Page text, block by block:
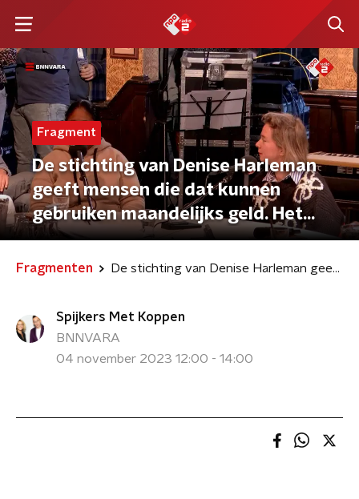
Fragment
De stichting van Denise Harleman
geeft mensen die dat kunnen
gebruiken maandelijks geld. Het
hielp Nathalie haar leven op de rails
te krijgen.
Fragmenten De stichting van Denise Harleman geeft mensen die dat kunnen gebruiken maandelijks geld. Het hielp Nathalie haar leven op de rails te krijgen.
Spijkers Met Koppen
BNNVARA
04 november 2023 12:00 - 14:00